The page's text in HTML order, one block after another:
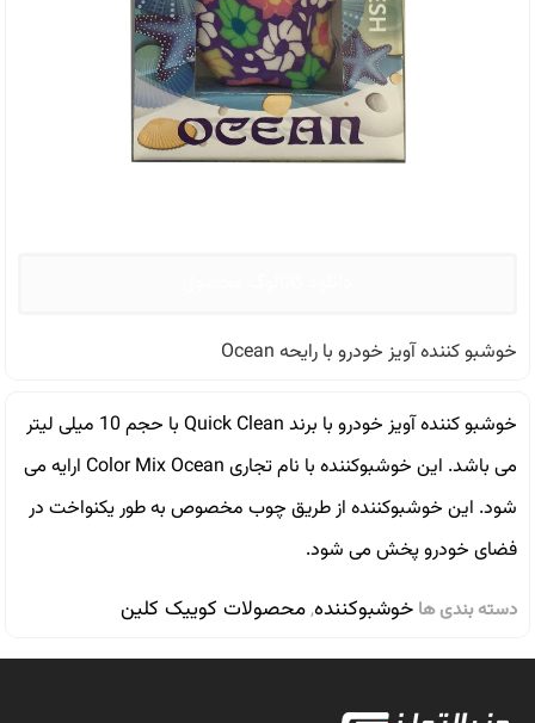
خوشبو کننده آویز خودرو با رایحه Ocean
خوشبو کننده آویز خودرو با برند Quick Clean با حجم 10 میلی لیتر
می باشد. این خوشبوکننده با نام تجاری Color Mix Ocean ارایه می
شود. این خوشبوکننده از طریق چوب مخصوص به طور یکنواخت در
فضای خودرو پخش می شود.
دسته بندی ها خوشبوکننده,محصولات کوییک کلین